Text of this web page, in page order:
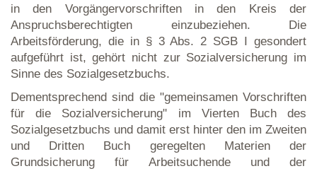
in den Vorgängervorschriften in den Kreis der
Anspruchsberechtigten einzubeziehen. Die
Arbeitsförderung, die in § 3 Abs. 2 SGB I gesondert
aufgeführt ist, gehört nicht zur Sozialversicherung im
Sinne des Sozialgesetzbuchs.
Dementsprechend sind die "gemeinsamen Vorschriften
für die Sozialversicherung" im Vierten Buch des
Sozialgesetzbuchs und damit erst hinter den im Zweiten
und Dritten Buch geregelten Materien der
Grundsicherung für Arbeitsuchende und der